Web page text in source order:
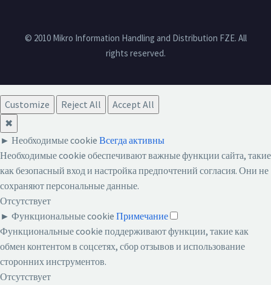
© 2010 Mikro Information Handling and Distribution FZE. All
rights reserved.
Customize Reject All
Accept All
✖
► Необходимые cookie Всегда активны
Необходимые cookie обеспечивают важные функции сайта, такие
как безопасный вход и настройка предпочтений согласия. Они не
сохраняют персональные данные.
Отсутствует
► Функциональные cookie Примечание
Функциональные cookie поддерживают функции, такие как
обмен контентом в соцсетях, сбор отзывов и использование
сторонних инструментов.
Отсутствует